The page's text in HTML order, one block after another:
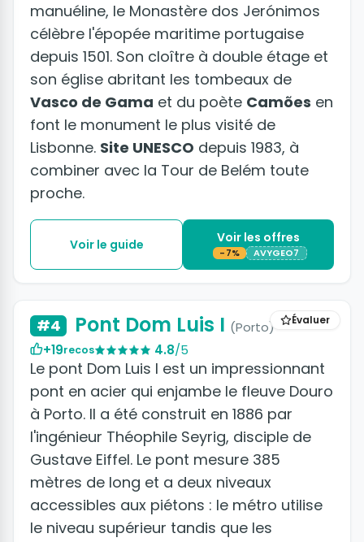
manuéline, le Monastère dos Jerónimos
célèbre l'épopée maritime portugaise
depuis 1501. Son cloître à double étage et
son église abritant les tombeaux de
Vasco de Gama et du poète Camões en
font le monument le plus visité de
Lisbonne. Site UNESCO depuis 1983, à
combiner avec la Tour de Belém toute
proche.
Voir le guide Voir les offres
-7% AVYGEO7
Évaluer
#4 Pont Dom Luis I (Porto)
+19recos 4.8/5
Le pont Dom Luis I est un impressionnant
pont en acier qui enjambe le fleuve Douro
à Porto. Il a été construit en 1886 par
l'ingénieur Théophile Seyrig, disciple de
Gustave Eiffel. Le pont mesure 385
mètres de long et a deux niveaux
accessibles aux piétons : le métro utilise
le niveau supérieur tandis que les